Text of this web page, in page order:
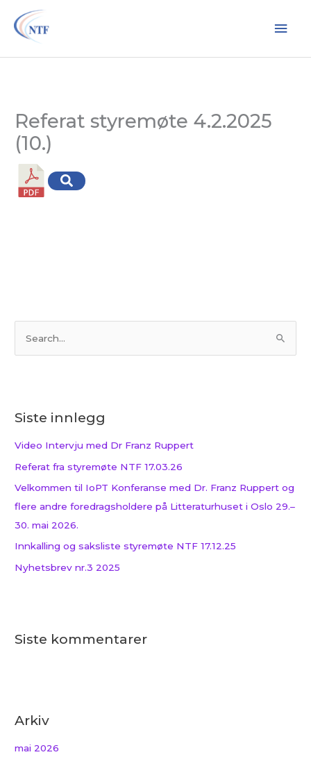
rett
innholdet
Referat styremøte 4.2.2025
(10.)
ø
t
r
:
Siste innlegg
Video Intervju med Dr Franz Ruppert
Referat fra styremøte NTF 17.03.26
Velkommen til IoPT Konferanse med Dr. Franz Ruppert og
flere andre foredragsholdere på Litteraturhuset i Oslo 29.–
30. mai 2026.
Innkalling og saksliste styremøte NTF 17.12.25
Nyhetsbrev nr.3 2025
Siste kommentarer
Arkiv
mai 2026